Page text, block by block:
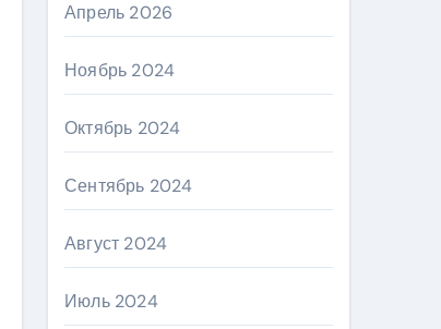
Апрель 2026
Ноябрь 2024
Октябрь 2024
Сентябрь 2024
Август 2024
Июль 2024